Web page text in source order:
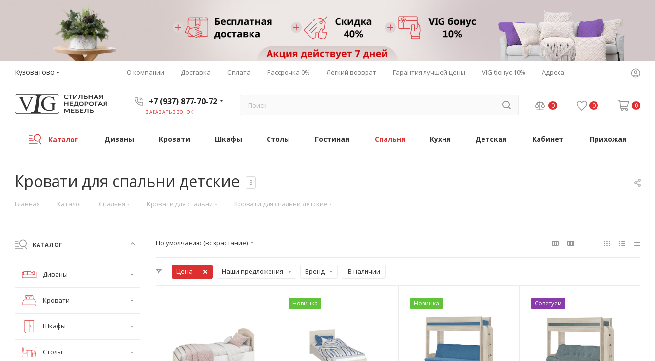
Кузоватово О компании Доставка Оплата Рассрочка 0% Легкий возврат Гарантия лучшей цены VIG бонус 10% Адреса
+7 (937) 877-70-72
ЗАКАЗАТЬ ЗВОНОК
0 0 0
Каталог Диваны Кровати Шкафы Столы Гостиная Спальня Кухня Детская Кабинет Прихожая
Кровати для спальни детские 8
Главная — Каталог — Спальня — Кровати для спальни — Кровати для спальни детские
По умолчанию (возрастание)
Цена Наши предложения Бренд В наличии
Новинка Новинка Советуем
КАТАЛОГ
Диваны
Кровати
Шкафы
Столы